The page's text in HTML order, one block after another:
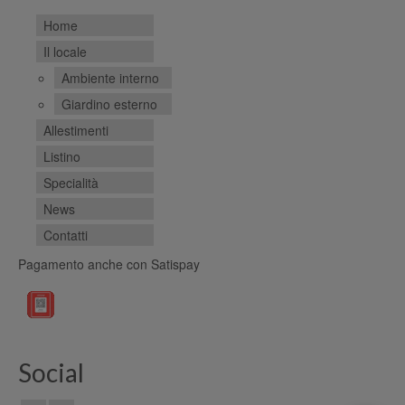
Home
Il locale
Ambiente interno
Giardino esterno
Allestimenti
Listino
Specialità
News
Contatti
Pagamento anche con Satispay
Social